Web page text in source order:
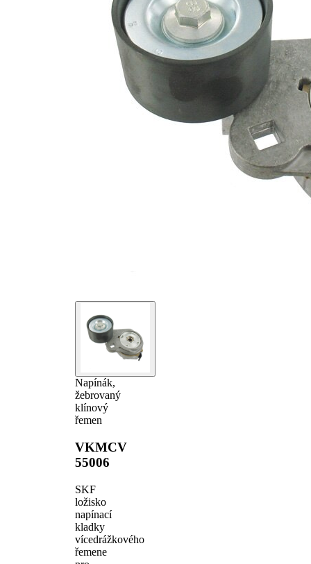
Napínák,
žebrovaný
klínový
řemen
VKMCV
55006
SKF
ložisko
napínací
kladky
vícedrážkového
řemene
kladky